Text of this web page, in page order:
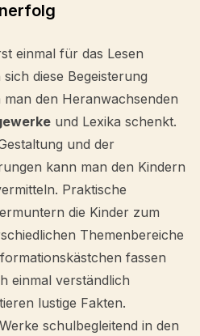
einmal für das Lesen
diese Begeisterung
den Heranwachsenden
und Lexika schenkt.
und der
kann man den Kindern
Praktische
die Kinder zum
Themenbereiche
fassen
einmal verständlich
lustige Fakten.
schulbegleitend in den